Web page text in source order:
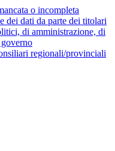
o incompleta
dei dati da parte dei titolari
di amministrazione, di
regionali/provinciali